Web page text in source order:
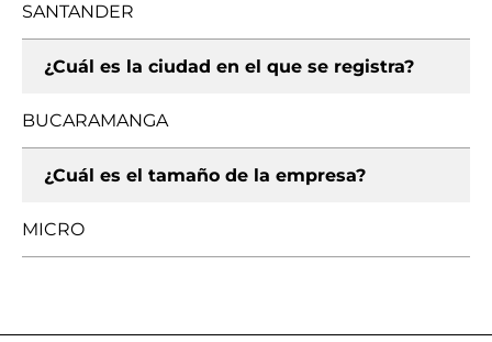
SANTANDER
¿Cuál es la ciudad en el que se registra?
BUCARAMANGA
¿Cuál es el tamaño de la empresa?
MICRO